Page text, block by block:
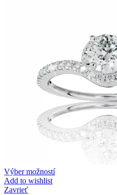
Výber možností
Add to wishlist
Zavrieť